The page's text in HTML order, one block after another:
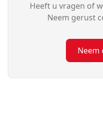
Heeft u vragen of
Neem gerust
Neem